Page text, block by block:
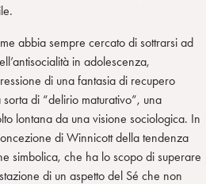
abbia sempre cercato di sottrarsi ad
in adolescenza,
di una fantasia di recupero
di “delirio maturativo”, una
lontana da una visione sociologica. In
di Winnicott della tendenza
simbolica, che ha lo scopo di superare
di un aspetto del Sé che non